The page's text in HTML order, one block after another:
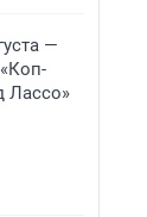
—
Лассо»